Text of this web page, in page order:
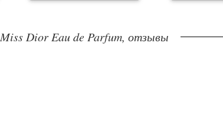
Miss Dior Eau de Parfum, отзывы